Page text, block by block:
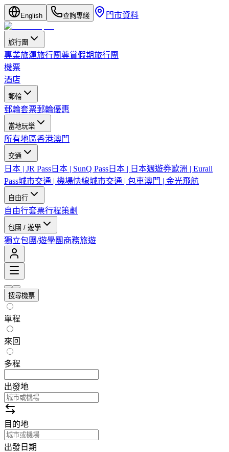
English 查詢專綫 門市資料
旅行團
專業旅運旅行團尊賞假期旅行團
機票
酒店
郵輪
郵輪套票郵輪優惠
當地玩樂
所有地區香港澳門
交通
日本 | JR Pass 日本 | SunQ Pass 日本 | 日本週遊券歐洲 | Eurail
Pass城市交通 | 機場快線城市交通 | 包車澳門 | 金光飛航
自由行
自由行套票行程策劃
包團 / 遊學
獨立包團/遊學團 商務旅遊
搜尋機票
單程
來回
多程
出發地
目的地
出發日期